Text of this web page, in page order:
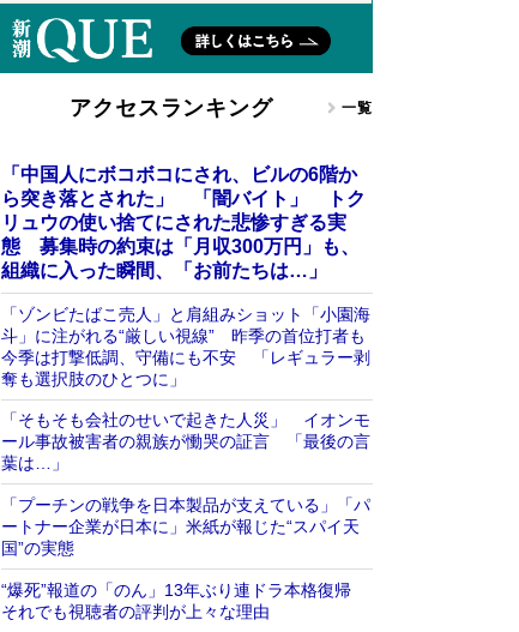
アクセスランキング 一覧
「中国人にボコボコにされ、ビルの6階か
ら突き落とされた」 「闇バイト」 トク
リュウの使い捨てにされた悲惨すぎる実
態 募集時の約束は「月収300万円」も、
組織に入った瞬間、「お前たちは…」
「ゾンビたばこ売人」と肩組みショット「小園海
斗」に注がれる“厳しい視線” 昨季の首位打者も
今季は打撃低調、守備にも不安 「レギュラー剥
奪も選択肢のひとつに」
「そもそも会社のせいで起きた人災」 イオンモ
ール事故被害者の親族が慟哭の証言 「最後の言
葉は…」
「プーチンの戦争を日本製品が支えている」「パ
ートナー企業が日本に」米紙が報じた“スパイ天
国”の実態
“爆死”報道の「のん」13年ぶり連ドラ本格復帰
それでも視聴者の評判が上々な理由